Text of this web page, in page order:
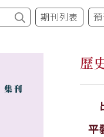
期刊列表
歷
平